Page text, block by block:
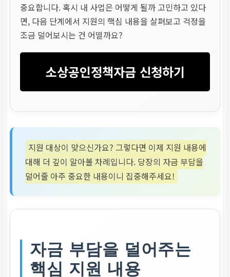
중요합니다. 혹시 내 사업은 어떻게 될까 고민하고 있다
면, 다음 단계에서 지원의 핵심 내용을 살펴보고 걱정을
조금 덜어보시는 건 어떨까요?
소상공인정책자금 신청하기
지원 대상이 맞으신가요? 그렇다면 이제 지원 내용에
대해 더 깊이 알아볼 차례입니다. 당장의 자금 부담을
덜어줄 아주 중요한 내용이니 집중해주세요!
자금 부담을 덜어주는
핵심 지원 내용